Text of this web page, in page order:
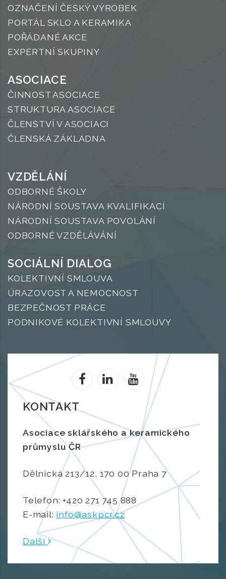
OZNAČENÍ ČESKÝ VÝROBEK
PORTÁL SKLO A KERAMIKA
POŘÁDANÉ AKCE
EXPERTNÍ SKUPINY
ASOCIACE
ČINNOST ASOCIACE
STRUKTURA ASOCIACE
ČLENSTVÍ V ASOCIACI
ČLENSKÁ ZÁKLADNA
VZDĚLÁNÍ
ODBORNÉ ŠKOLY
NÁRODNÍ SOUSTAVA KVALIFIKACÍ
NÁRODNÍ SOUSTAVA POVOLÁNÍ
ODBORNÉ VZDĚLÁVÁNÍ
SOCIÁLNÍ DIALOG
KOLEKTIVNÍ SMLOUVA
ÚRAZOVOST A NEMOCNOST
BEZPEČNOST PRÁCE
PODNIKOVÉ KOLEKTIVNÍ SMLOUVY
KONTAKT
Asociace sklářského a keramického
průmyslu ČR
Dělnická 213/12, 170 00 Praha 7
Telefon: +420 271 745 888
E-mail: info@askpcr.cz
Další